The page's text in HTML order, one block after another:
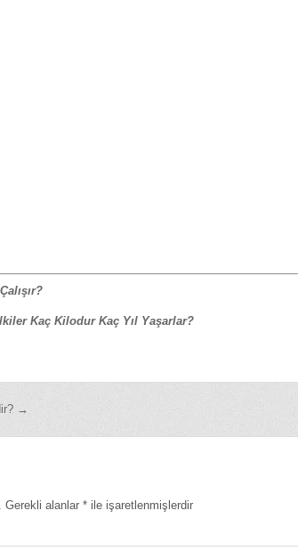
Kaç Kilodur Kaç Yıl Yaşarlar?
→
Gerekli alanlar * ile işaretlenmişlerdir